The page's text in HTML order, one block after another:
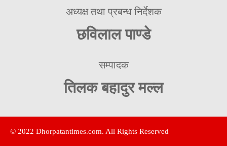
अध्यक्ष तथा प्रबन्ध निर्देशक
छविलाल पाण्डे
सम्पादक
तिलक बहादुर मल्ल
© 2022 Dhorpatantimes.com. All Rights Reserved